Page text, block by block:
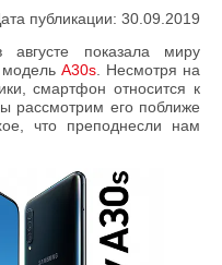
публикации: 30.09.2019
показала миру
модельА30s . Несмотря на
смартфон относится к
рассмотрим его поближе
что преподнесли нам